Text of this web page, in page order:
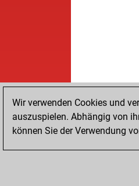
Wir verwenden Cookies und
auszuspielen. Abhängig von
können Sie der Verwendung